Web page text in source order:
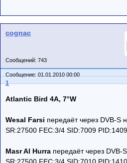
cognac
Сообщений: 743
Сообщение: 01.01.2010 00:00
1
Atlantic Bird 4A, 7°W
Wesal Farsi передаёт через DVB-S
SR:27500 FEC:3/4 SID:7009
Masr Al Hurra передаёт через DVB-